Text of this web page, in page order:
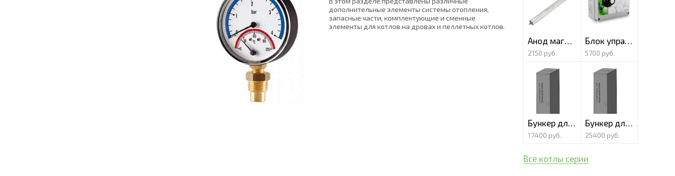
дополнительные элементы системы отопления,
запасные части, комплектующие и сменные
элементы для котлов на дровах и пеллетных котлов.
Анод магниевый без пробки
2150 руб.
Блок управления ТЭН
5700 руб.
Бункер для пеллет "Compact" 270л
17400 руб.
Бункер для пеллет "Compact" 500л
25400 руб.
Все котлы серии